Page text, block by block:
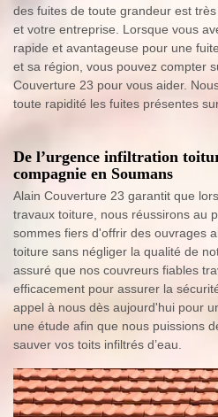
des fuites de toute grandeur est
et votre entreprise. Lorsque vous
rapide et avantageuse pour une
et sa région, vous pouvez compter
Couverture 23 pour vous aider.
toute rapidité les fuites présentes
De l’urgence infiltration
compagnie en Soumans
Alain Couverture 23 garantit que
travaux toiture, nous réussirons au
sommes fiers d'offrir des ouvrages
toiture sans négliger la qualité de
assuré que nos couvreurs fiables
efficacement pour assurer la
appel à nous dès aujourd'hui pour
une étude afin que nous puissions
sauver vos toits infiltrés d’eau.